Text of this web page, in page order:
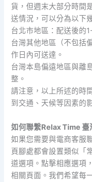
貨，但週末大部分時間
送情況，可以分為以下
台北市地區：配送後的
台灣其他地區（不包括
作日內可送達。
台灣本島偏遠地區與離
整。
請注意，以上所述的時
到交通、天候等因素的
如何聯繫Relax Time 臺
如果您需要與電商客服
頁腳處都會設置類似「
道選項。點擊相應選項
相關頁面。我們希望每